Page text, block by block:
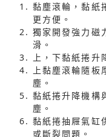
黏塵滾輪，黏紙
更方便。
獨家開發強力磁
滑。
上，下黏紙捲升
上黏塵滾輪隨
塵。
黏紙捲升降機構
塵。
黏紙捲抽屜氣缸
或斷裂問題。